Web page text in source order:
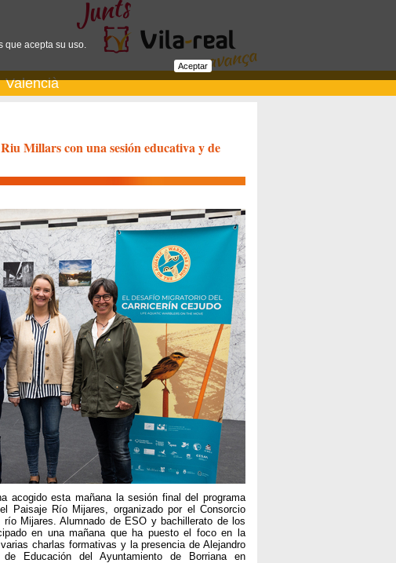
Valencià
Millars con una sesión educativa y de
acogido esta mañana la sesión final del programa
Paisaje Río Mijares, organizado por el Consorcio
Mijares. Alumnado de ESO y bachillerato de los
en una mañana que ha puesto el foco en la
charlas formativas y la presencia de Alejandro
Educación del Ayuntamiento de Borriana en
acepta su uso.
Aceptar